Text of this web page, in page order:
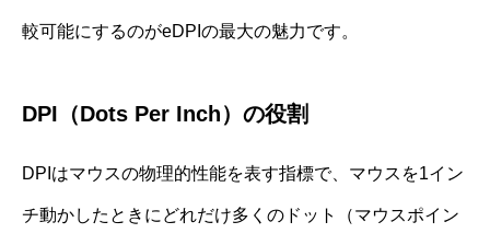
較可能にするのがeDPIの最大の魅力です。
DPI（Dots Per Inch）の役割
DPIはマウスの物理的性能を表す指標で、マウスを1イン
チ動かしたときにどれだけ多くのドット（マウスポイン